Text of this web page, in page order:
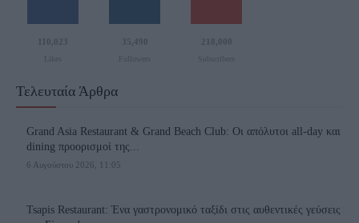
110,023 35,490 218,000
Τελευταία Άρθρα
Grand Asia Restaurant & Grand Beach Club: Οι απόλυτοι all-day και
dining προορισμοί της...
6 Αυγούστου 2026, 11:05
Tsapis Restaurant: Ένα γαστρονομικό ταξίδι στις αυθεντικές γεύσεις